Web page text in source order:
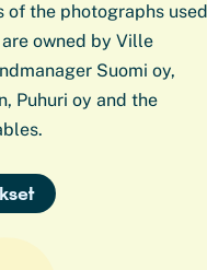
of the photographs used
owned by Ville
Suomi oy,
Puhuri oy and the